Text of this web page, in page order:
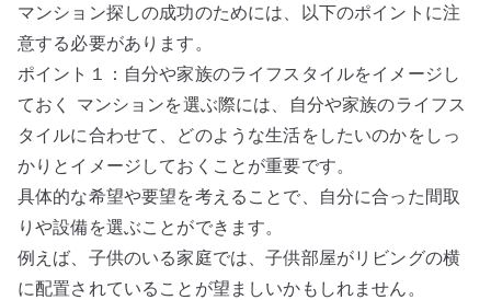
マンション探しの成功のためには、以下のポイントに注
意する必要があります。
ポイント１：自分や家族のライフスタイルをイメージし
ておく マンションを選ぶ際には、自分や家族のライフス
タイルに合わせて、どのような生活をしたいのかをしっ
かりとイメージしておくことが重要です。
具体的な希望や要望を考えることで、自分に合った間取
りや設備を選ぶことができます。
例えば、子供のいる家庭では、子供部屋がリビングの横
に配置されていることが望ましいかもしれません。